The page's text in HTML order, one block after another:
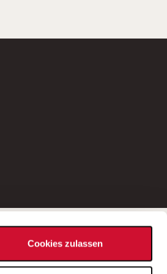
Cookies zulassen